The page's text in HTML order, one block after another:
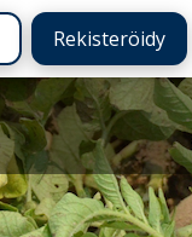
Rekisteröidy